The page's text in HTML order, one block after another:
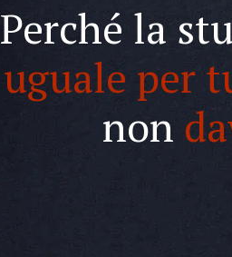
Perché la
uguale per
non